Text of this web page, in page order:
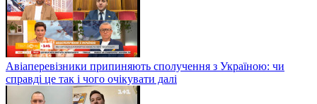
Авіаперевізники припиняють сполучення з Україною: чи
справді це так і чого очікувати далі